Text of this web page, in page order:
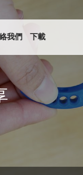
我們 下載